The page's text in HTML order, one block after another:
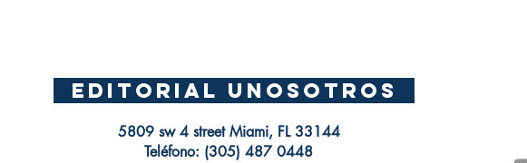
EDITORIAL UnosOtros
5809 sw 4 street Miami, FL 33144
Teléfono: (305) 487 0448